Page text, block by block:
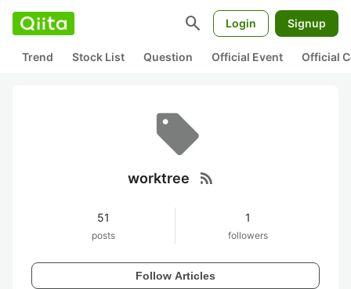
search Login Signup
Trend Stock List Question Official Event Official
worktree rss_feed
51
posts
1
followers
Follow Articles